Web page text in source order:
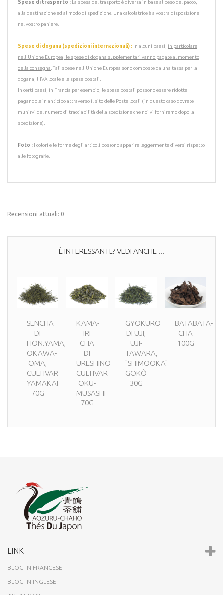
Spese di trasporto : La spesa del trasporto è diversa in base al peso del pacco,
alla destinazione ed al modo di spedizione. Una calcolatrice è a vostra disposizione
nel vostro paniere.
Spese di dogana (spedizioni internazionali) : In alcuni paesi, in particolare
nell'Unione Europea, le spese di dogana supplementari vanno pagate al momento
della consegna. Tali spese nell'Unione Europea sono composte da una tassa per la
dogana, l'IVA locale e le spese postali.
In certi paesi, in Francia per esempio, le spese postali possono essere ridotte
pagandole in anticipo attraverso il sito delle Poste locali ( in questo caso dovrete
munirvi del numero di tracciabilità della spedizione che noi vi forniremo dopo la
spedizione).
Foto :
I colori e le forme degli articoli possono apparire leggermente diversi rispetto
alle fotografie.
Recensioni attuali: 0
È INTERESSANTE? VEDI ANCHE ...
SENCHA
DI
HON.YAMA,
OKAWA-
OMA,
CULTIVAR
YAMAKAI
70G
KAMA-
IRI
CHA
DI
URESHINO,
CULTIVAR
OKU-
MUSASHI
70G
GYOKURO
DI UJI,
UJI-
TAWARA,
"SHIMOOKA"
GOKÔ
30G
BATABATA-
CHA
100G
LINK
BLOG IN FRANCESE
BLOG IN INGLESE